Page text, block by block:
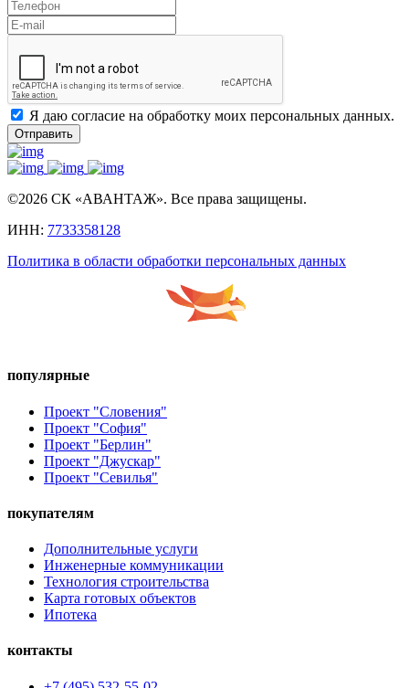
Я даю согласие на обработку моих персональных данных.
Отправить
©2026 СК «АВАНТАЖ». Все права защищены.
ИНН: 7733358128
Политика в области обработки персональных данных
популярные
Проект "Словения"
Проект "София"
Проект "Берлин"
Проект "Джускар"
Проект "Севилья"
покупателям
Дополнительные услуги
Инженерные коммуникации
Технология строительства
Карта готовых объектов
Ипотека
контакты